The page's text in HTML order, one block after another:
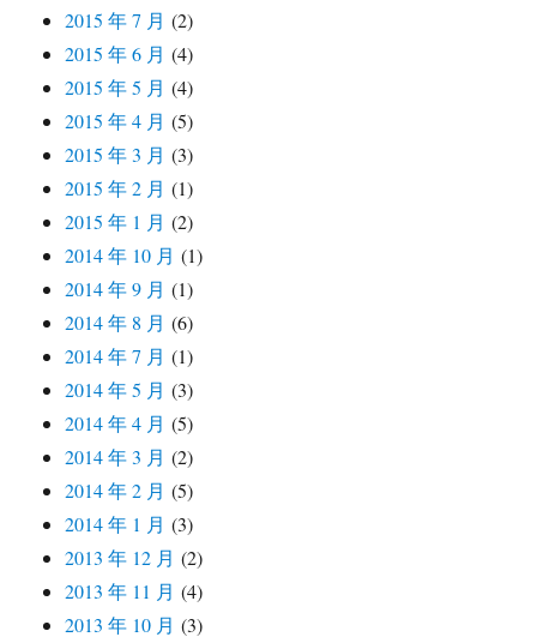
2015 年 7 月 (2)
2015 年 6 月 (4)
2015 年 5 月 (4)
2015 年 4 月 (5)
2015 年 3 月 (3)
2015 年 2 月 (1)
2015 年 1 月 (2)
2014 年 10 月 (1)
2014 年 9 月 (1)
2014 年 8 月 (6)
2014 年 7 月 (1)
2014 年 5 月 (3)
2014 年 4 月 (5)
2014 年 3 月 (2)
2014 年 2 月 (5)
2014 年 1 月 (3)
2013 年 12 月 (2)
2013 年 11 月 (4)
2013 年 10 月 (3)